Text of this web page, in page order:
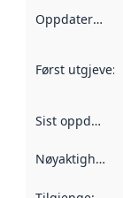
Oppdateringsfrekvens
Først utgjeve:
Sist oppdatert
Nøyaktigheit